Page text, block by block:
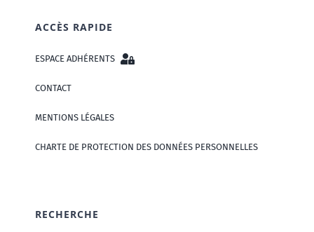
ACCÈS RAPIDE
ESPACE ADHÉRENTS
CONTACT
MENTIONS LÉGALES
CHARTE DE PROTECTION DES DONNÉES PERSONNELLES
RECHERCHE